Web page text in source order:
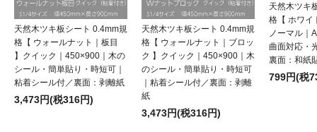
天然木ツキ板シート 0.4mm規
格【 ウォールナット｜板目
】クイック｜450×900｜木の
シール・簡単貼り・時短可｜
粘着シール付／裏面：剥離紙
3,473円(税316円)
天然木ツキ板シート 0.4mm規
格【 ウォールナット｜ブロッ
ク 】クイック｜450×900｜木
のシール・簡単貼り・時短可
｜粘着シール付／裏面：剥離
紙
3,473円(税316円)
天然木ツキ
格【 ホワイ
ノーマル｜
曲面対応・
裏面：和紙
799円(税